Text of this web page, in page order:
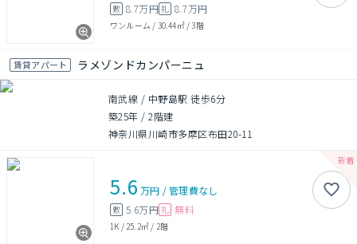
敷 8.7万円礼 8.7万円
ワンルーム / 30.44㎡/3階
賃貸アパート ラメゾンドカンパーニュ
南武線 / 中野島駅 徒歩6分
築25年 /2階建
神奈川県川崎市多摩区布田20-11
5.6 万円 /管理費なし
敷 5.6万円 礼 無料
1K / 25.2㎡ / 2階